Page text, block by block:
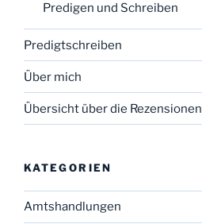
Predigen und Schreiben
Predigtschreiben
Über mich
Übersicht über die Rezensionen
KATEGORIEN
Amtshandlungen